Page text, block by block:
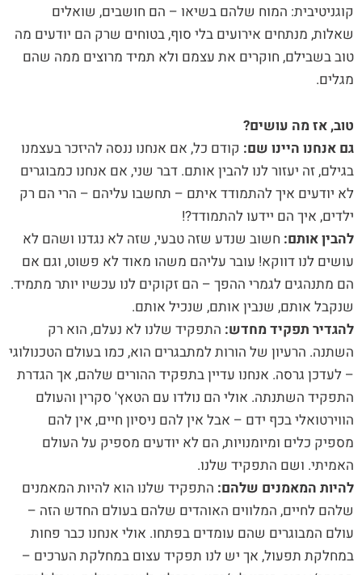
קוגניטיבית: המוח שלהם בשיאו – הם חושבים, שואלים
שאלות, מנתחים אירועים בלי סוף, בטוחים שרק הם יודעים מה
טוב בשבילם, חוקרים את עצמם ולא תמיד מרוצים ממה שהם
מגלים.
טוב, אז מה עושים?
גם אנחנו היינו שם: קודם כל, אם אנחנו ננסה להיזכר בעצמנו
בגילם, זה יעזור לנו להבין אותם. דבר שני, אם אנחנו כמבוגרים
לא יודעים איך להתמודד איתם – תחשבו עליהם – הרי הם רק
ילדים, איך הם יידעו להתמודד?!
להבין אותם: חשוב שנדע שזה טבעי, שזה לא נגדנו ושהם לא
עושים לנו דווקא! עובר עליהם משהו מאוד לא פשוט, וגם אם
הם מתנהגים לגמרי ההפך – הם זקוקים לנו עכשיו יותר מתמיד.
שנקבל אותם, שנבין אותם, שנכיל אותם.
להגדיר תפקיד מחדש: התפקיד שלנו לא נעלם, הוא רק
השתנה. הרעיון של הורות למתבגרים הוא, כמו בעולם הטכנולוגי
– לעדכן גרסה. אנחנו עדיין בתפקיד ההורים שלהם, אך הגדרת
התפקיד השתנתה. אולי הם נולדו עם הטאץ' סקרין והעולם
הווירטואלי בכף ידם – אבל אין להם ניסיון חיים, אין להם
מספיק כלים ומיומנויות, הם לא יודעים מספיק על העולם
האמיתי. ושם התפקיד שלנו.
להיות המאמנים שלהם: התפקיד שלנו הוא להיות המאמנים
שלהם לחיים, המלווים האוהדים שלהם בעולם החדש הזה –
עולם המבוגרים שהם עומדים בפתחו. אולי אנחנו כבר פחות
במחלקת תפעול, אך יש לנו תפקיד עצום במחלקת הערכים –